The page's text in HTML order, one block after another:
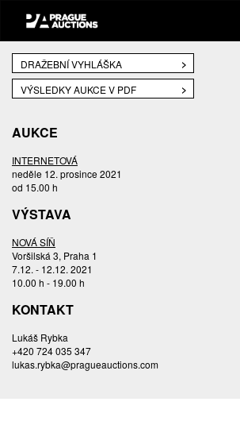
DRAŽEBNÍ VYHLÁŠKA
VÝSLEDKY AUKCE V PDF
AUKCE
INTERNETOVÁ
neděle 12. prosince 2021
od 15.00 h
VÝSTAVA
NOVÁ SÍŇ
Voršilská 3, Praha 1
7.12. - 12.12. 2021
10.00 h - 19.00 h
KONTAKT
Lukáš Rybka
+420 724 035 347
lukas.rybka@pragueauctions.com